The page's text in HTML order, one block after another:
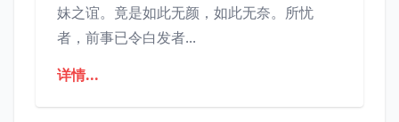
妹之谊。竟是如此无颜，如此无奈。所忧
者，前事已令白发者...
详情...